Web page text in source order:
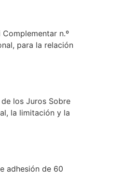
n.º
para la relación
los Juros Sobre
la limitación y la
adhesión de 60